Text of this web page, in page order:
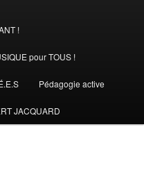
!
pour TOUS !
Pédagogie active
JACQUARD